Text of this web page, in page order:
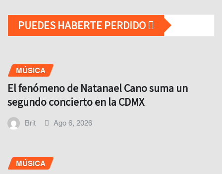
PUEDES HABERTE PERDIDO
MÚSICA
El fenómeno de Natanael Cano suma un
segundo concierto en la CDMX
Brit Ago 6, 2026
MÚSICA